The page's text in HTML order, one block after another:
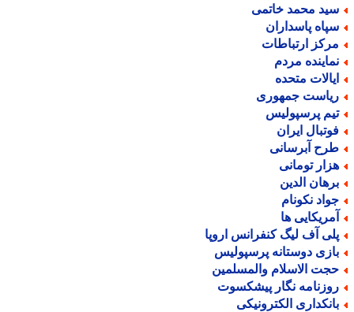
محمد خاتمی
پاسداران
ارتباطات
مردم
متحده
جمهوری
پرسپولیس
ایران
آبرسانی
تومانی
الدین
نکونام
ها
آف لیگ کنفرانس اروپا
دوستانه پرسپولیس
الاسلام والمسلمین
نگار پیشکسوت
الکترونیکی